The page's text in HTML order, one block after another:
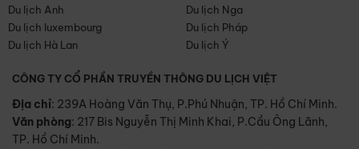
Du lịch Anh
Du lịch Nga
Du lịch luxembourg
Du lịch Pháp
Du lịch Hà Lan
Du lịch Ý
CÔNG TY CỔ PHẦN TRUYỀN THÔNG DU LỊCH VIỆT
Địa chỉ: 239A Hoàng Văn Thụ, P.Phú Nhuận, TP. Hồ Chí Minh.
Văn phòng: 217 Bis Nguyễn Thị Minh Khai, P.Cầu Ông Lãnh,
TP. Hồ Chí Minh.